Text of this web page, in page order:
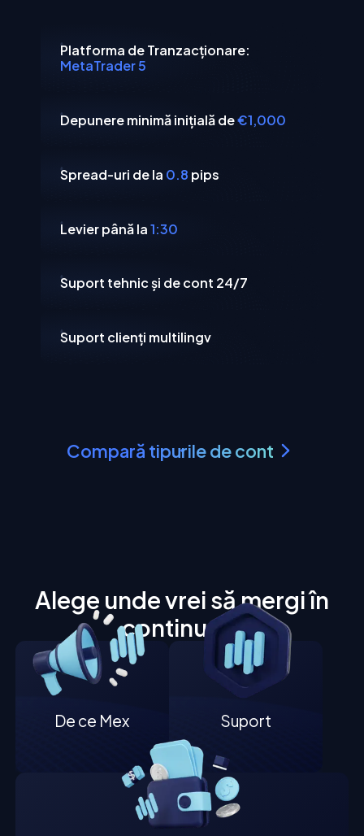
Platforma de Tranzacționare:
MetaTrader 5
Depunere minimă inițială de€1,000
Spread-uri de la 0.8 pips
Levier până la1:30
Suport tehnic și de cont 24/7
Suport clienți multilingv
Compară tipurile de cont
Alege unde vrei să mergi în
continuare
De ce Mex Suport